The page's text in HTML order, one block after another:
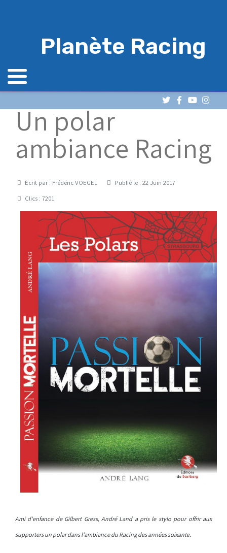
Planète Racing
Un polar
ambiance Racing
DétailsÉcrit par : Frédéric VOEGEL
Publié le : 22 Juin 2017
Clics : 7201
Ami d'enfance de Gilbert Gress, André Land a pris le stylo pour offrir aux
supporters un polar dans l'ambiance du Racing des années soixante.